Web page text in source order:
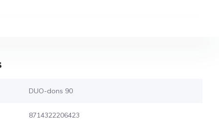
DUO-dons 90
8714322206423